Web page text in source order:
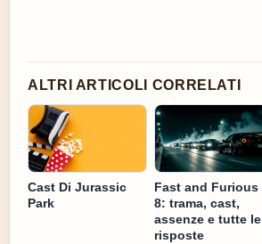
ALTRI ARTICOLI CORRELATI
Cast Di Jurassic
Park
Fast and Furious
8: trama, cast,
assenze e tutte le
risposte